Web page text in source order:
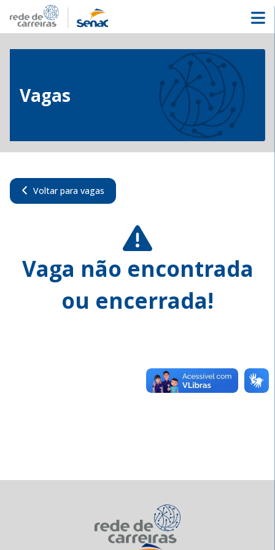
Vagas
Voltar para vagas
Vaga não encontrada
ou encerrada!